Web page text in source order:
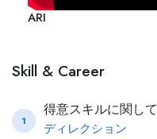
ARI
Skill & Career
1
得意スキルに関して
ディレクション